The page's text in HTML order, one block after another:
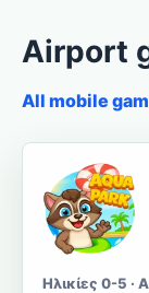
Airport
All mobile
Ηλικίες 0-5 ·